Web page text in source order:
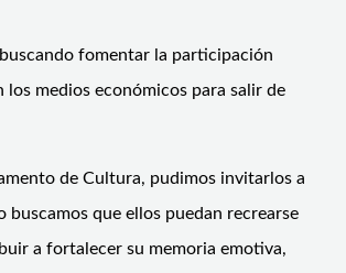
fomentar la participación
medios económicos para salir de
de Cultura, pudimos invitarlos a
que ellos puedan recrearse
a fortalecer su memoria emotiva,